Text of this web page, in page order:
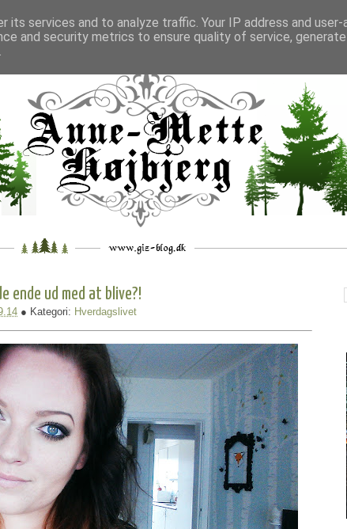
___ _. __ __ _ ___
ende ud med at blive?!
● Kategori: Hverdagslivet
its services and to analyze traffic. Your IP address and user-
and security metrics to ensure quality of service,